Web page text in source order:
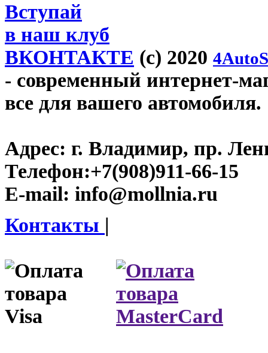
Вступай
в наш клуб
ВКОНТАКТЕ (c) 2020
- современный интернет-
все для вашего автомобиля.
Адрес: г. Владимир, пр.
Телефон:+7(908)911-66-15
E-mail: info@mollnia.ru
Контакты |